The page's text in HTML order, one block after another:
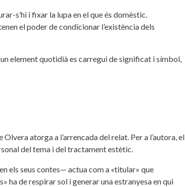
s’hi i fixar la lupa en el que és domèstic.
el poder de condicionar l’existència dels
element quotidià es carregui de significat i símbol,
atorga a l’arrencada del relat. Per a l’autora, el
del tema i del tractament estètic.
els seus contes— actua com a «titular» que
ha de respirar sol i generar una estranyesa en qui